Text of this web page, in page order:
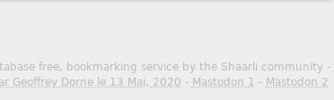
free, bookmarking service by the Shaarli community -
Geoffrey Dorne le 13 Mai, 2020 - Mastodon 1 - Mastodon 2